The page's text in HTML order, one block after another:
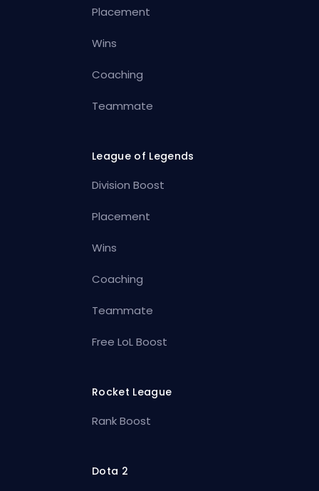
Placement
Wins
Coaching
Teammate
League of Legends
Division Boost
Placement
Wins
Coaching
Teammate
Free LoL Boost
Rocket League
Rank Boost
Dota 2